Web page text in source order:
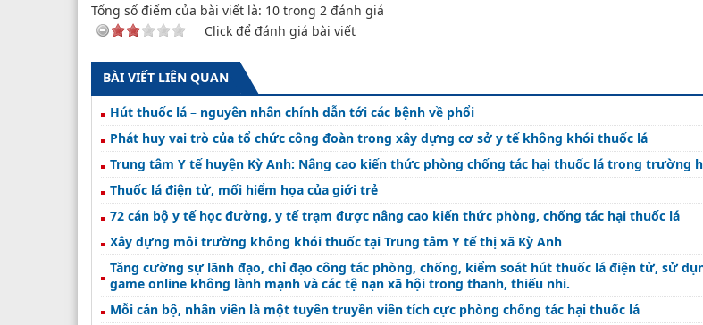
Tổng số điểm của bài viết là: 10 trong 2 đánh giá
Click để đánh giá bài viết
BÀI VIẾT LIÊN QUAN
Hút thuốc lá – nguyên nhân chính dẫn tới các bệnh về phổi
Phát huy vai trò của tổ chức công đoàn trong xây dựng cơ sở y tế không khói thuốc lá
Trung tâm Y tế huyện Kỳ Anh: Nâng cao kiến thức phòng chống tác hại thuốc lá trong trường
Thuốc lá điện tử, mối hiểm họa của giới trẻ
72 cán bộ y tế học đường, y tế trạm được nâng cao kiến thức phòng, chống tác hại thuốc lá
Xây dựng môi trường không khói thuốc tại Trung tâm Y tế thị xã Kỳ Anh
Tăng cường sự lãnh đạo, chỉ đạo công tác phòng, chống, kiểm soát hút thuốc lá điện tử, sử
game online không lành mạnh và các tệ nạn xã hội trong thanh, thiếu nhi.
Mỗi cán bộ, nhân viên là một tuyên truyền viên tích cực phòng chống tác hại thuốc lá